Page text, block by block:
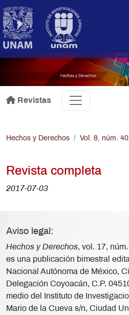
.
Revistas
Hechos y Derechos Vol. 8, núm.
Revista completa
2017-07-03
Aviso legal:
Hechos y Derechos, vol. 17,
es una publicación bimestral
Nacional Autónoma de México,
Delegación Coyoacán, C.P.
medio del Instituto de
Mario de la Cueva s/n, Ciudad